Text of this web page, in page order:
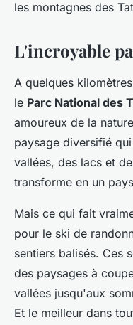
les montagnes des
L'incroyable
A quelques
le Parc National des
amoureux de la
paysage diversifié
vallées, des lacs et
transforme en un
Mais ce qui fait
pour le ski de
sentiers balisés. Ces
des paysages à
vallées jusqu'aux
Et le meilleur dans